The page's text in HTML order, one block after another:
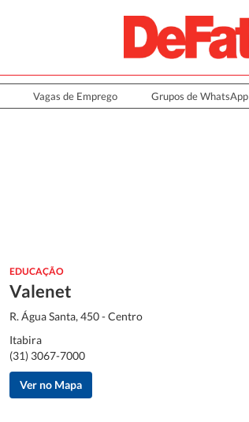
Vagas de Emprego Grupos de WhatsApp
EDUCAÇÃO
Valenet
R. Água Santa, 450 - Centro
Itabira
(31) 3067-7000
Ver no Mapa